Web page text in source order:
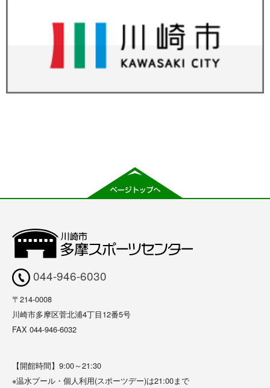
044-946-6030
〒214-0008
川崎市多摩区菅北浦4丁目12番5号
FAX 044-946-6032
【開館時間】9:00～21:30
※温水プール・個人利用(スポーツデー)は21:00まで